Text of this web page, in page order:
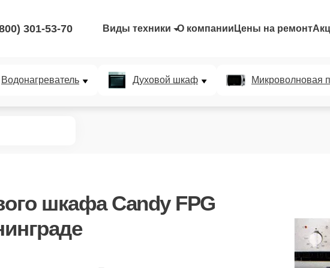
301-53-70 Виды техники О компании Цены на ремонт
Водонагреватель Духовой шкаф Микроволновая
шкафа Candy FPG